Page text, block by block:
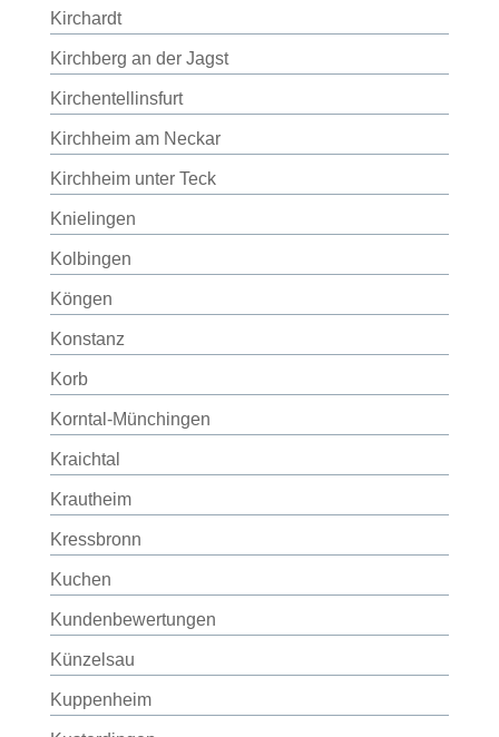
Kirchardt
Kirchberg an der Jagst
Kirchentellinsfurt
Kirchheim am Neckar
Kirchheim unter Teck
Knielingen
Kolbingen
Köngen
Konstanz
Korb
Korntal-Münchingen
Kraichtal
Krautheim
Kressbronn
Kuchen
Kundenbewertungen
Künzelsau
Kuppenheim